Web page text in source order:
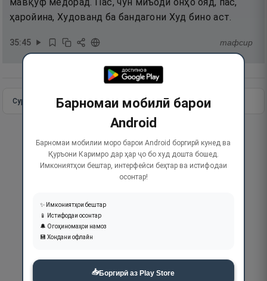
ҳаройина, Худованд ба бандагони Худ бино аст.
35:45 тафсир
Сураи пурра Идома додан
Барномаи мобилӣ барои
Android
Барномаи мобилии моро барои Android боргирӣ кунед ва
Қуръони Каримро дар ҳар ҷо бо худ дошта бошед.
Имкониятҳои бештар, интерфейси беҳтар ва истифодаи
осонтар!
✨ Имкониятҳои бештар
📱 Истифодаи осонтар
🔔 Огоҳиномаҳои намоз
💾 Хондани офлайн
📥Боргирӣ аз Play Store